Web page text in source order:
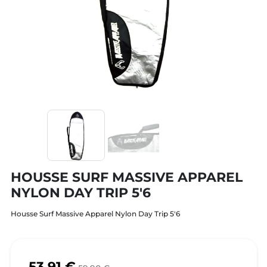
HOUSSE SURF MASSIVE APPAREL
NYLON DAY TRIP 5'6
Housse Surf Massive Apparel Nylon Day Trip 5'6